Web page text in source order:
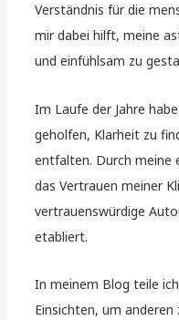
Verständnis für die
mir dabei hilft, meine
und einfühlsam zu
Im Laufe der Jahre
geholfen, Klarheit zu
entfalten. Durch meine
das Vertrauen meiner
vertrauenswürdige
etabliert.
In meinem Blog teile
Einsichten, um